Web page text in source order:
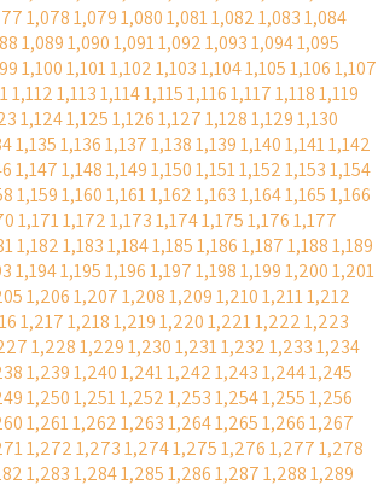
1,0781,0791,0801,0811,0821,0831,084
1,0891,0901,0911,0921,0931,0941,095
1,1001,1011,1021,1031,1041,1051,1061,107
1,1121,1131,1141,1151,1161,1171,1181,119
1,1241,1251,1261,1271,1281,1291,130
1,1351,1361,1371,1381,1391,1401,1411,142
1,1471,1481,1491,1501,1511,1521,1531,154
1,1591,1601,1611,1621,1631,1641,1651,166
1,1711,1721,1731,1741,1751,1761,177
1,1821,1831,1841,1851,1861,1871,1881,189
1,1941,1951,1961,1971,1981,1991,2001,201
1,2061,2071,2081,2091,2101,2111,212
1,2171,2181,2191,2201,2211,2221,223
1,2281,2291,2301,2311,2321,2331,234
1,2391,2401,2411,2421,2431,2441,245
1,2501,2511,2521,2531,2541,2551,256
1,2611,2621,2631,2641,2651,2661,267
1,2721,2731,2741,2751,2761,2771,278
1,2831,2841,2851,2861,2871,2881,289